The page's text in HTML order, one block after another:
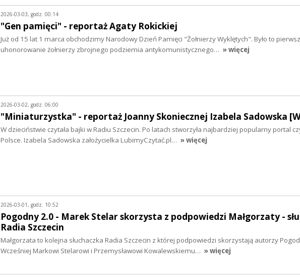
2026-03-03, godz. 00:14
"Gen pamięci" - reportaż Agaty Rokickiej
Już od 15 lat 1 marca obchodzimy Narodowy Dzień Pamięci "Żołnierzy Wyklętych". Było to
uhonorowanie żołnierzy zbrojnego podziemia antykomunistycznego… » więcej
2026-03-02, godz. 06:00
"Miniaturzystka" - reportaż Joanny Skoniecznej Izabela Sadowska
W dzieciństwie czytała bajki w Radiu Szczecin. Po latach stworzyła najbardziej popularny portal
Polsce. Izabela Sadowska założycielka LubimyCzytać.pl… » więcej
2026-03-01, godz. 10:52
Pogodny 2.0 - Marek Stelar skorzysta z podpowiedzi Małgorzaty -
Radia Szczecin
Małgorzata to kolejna słuchaczka Radia Szczecin z której podpowiedzi skorzystają autorzy
Wcześniej Markowi Stelarowi i Przemysławowi Kowalewskiemu… » więcej